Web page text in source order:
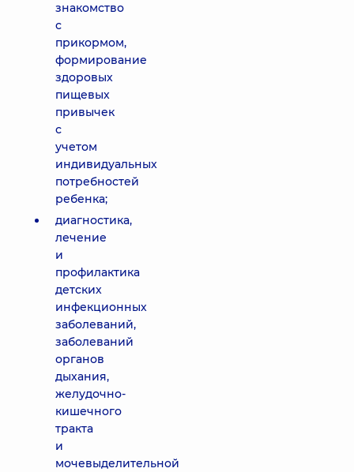
знакомство
с
прикормом,
формирование
здоровых
пищевых
привычек
с
учетом
индивидуальных
потребностей
ребенка;
диагностика,
лечение
и
профилактика
детских
инфекционных
заболеваний,
заболеваний
органов
дыхания,
желудочно-
кишечного
тракта
и
мочевыделительной